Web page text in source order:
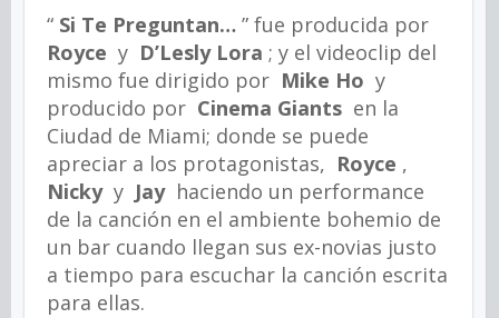
“ Si Te Preguntan… ” fue producida por
Royce y D’Lesly Lora ; y el videoclip del
mismo fue dirigido por Mike Ho y
producido por Cinema Giants en la
Ciudad de Miami; donde se puede
apreciar a los protagonistas, Royce ,
Nicky y Jay haciendo un performance
de la canción en el ambiente bohemio de
un bar cuando llegan sus ex-novias justo
a tiempo para escuchar la canción escrita
para ellas.